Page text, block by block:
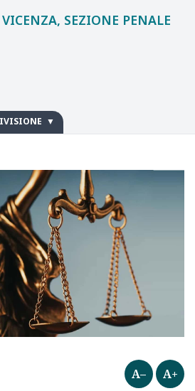
SEZIONE PENALE
A– A+